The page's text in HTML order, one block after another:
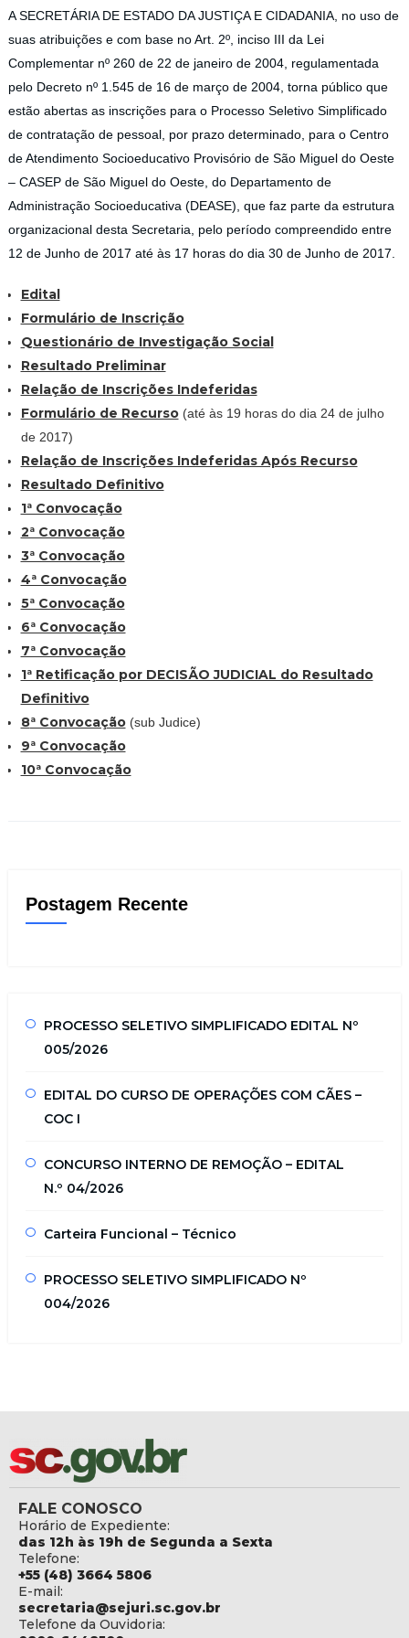
A SECRETÁRIA DE ESTADO DA JUSTIÇA E CIDADANIA, no uso de
suas atribuições e com base no Art. 2º, inciso III da Lei
Complementar nº 260 de 22 de janeiro de 2004, regulamentada
pelo Decreto nº 1.545 de 16 de março de 2004, torna público que
estão abertas as inscrições para o Processo Seletivo Simplificado
de contratação de pessoal, por prazo determinado, para o Centro
de Atendimento Socioeducativo Provisório de São Miguel do Oeste
– CASEP de São Miguel do Oeste, do Departamento de
Administração Socioeducativa (DEASE), que faz parte da estrutura
organizacional desta Secretaria, pelo período compreendido entre
12 de Junho de 2017 até às 17 horas do dia 30 de Junho de 2017.
Edital
Formulário de Inscrição
Questionário de Investigação Social
Resultado Preliminar
Relação de Inscrições Indeferidas
Formulário de Recurso(até às 19 horas do dia 24 de julho
de 2017)
Relação de Inscrições Indeferidas Após Recurso
Resultado Definitivo
1ª Convocação
2ª Convocação
3ª Convocação
4ª Convocação
5ª Convocação
6ª Convocação
7ª Convocação
1ª Retificação por DECISÃO JUDICIAL do Resultado
Definitivo
8ª Convocação(sub Judice)
9ª Convocação
10ª Convocação
Postagem Recente
PROCESSO SELETIVO SIMPLIFICADO EDITAL Nº
005/2026
EDITAL DO CURSO DE OPERAÇÕES COM CÃES –
COC I
CONCURSO INTERNO DE REMOÇÃO – EDITAL
N.º 04/2026
Carteira Funcional – Técnico
PROCESSO SELETIVO SIMPLIFICADO Nº
004/2026
FALE CONOSCO
Horário de Expediente:
das 12h às 19h de Segunda a Sexta
Telefone:
+55 (48) 3664 5806
E-mail:
secretaria@sejuri.sc.gov.br
Telefone da Ouvidoria: